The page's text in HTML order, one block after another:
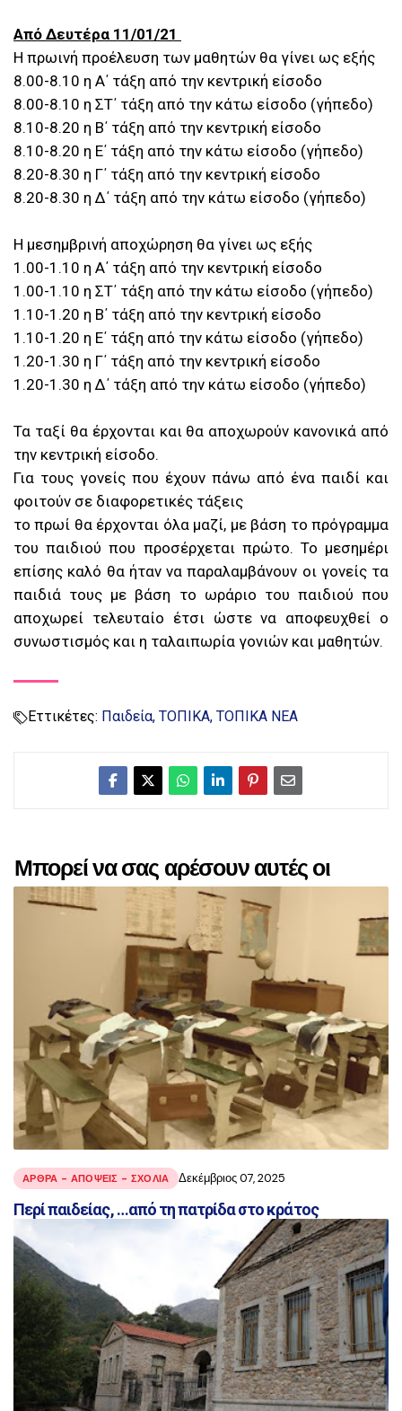
Από Δευτέρα 11/01/21
Η πρωινή προέλευση των μαθητών θα γίνει ως εξής
8.00-8.10 η Α΄ τάξη από την κεντρική είσοδο
8.00-8.10 η ΣΤ΄ τάξη από την κάτω είσοδο (γήπεδο)
8.10-8.20 η Β΄ τάξη από την κεντρική είσοδο
8.10-8.20 η Ε΄ τάξη από την κάτω είσοδο (γήπεδο)
8.20-8.30 η Γ΄ τάξη από την κεντρική είσοδο
8.20-8.30 η Δ΄ τάξη από την κάτω είσοδο (γήπεδο)
Η μεσημβρινή αποχώρηση θα γίνει ως εξής
1.00-1.10 η Α΄ τάξη από την κεντρική είσοδο
1.00-1.10 η ΣΤ΄ τάξη από την κάτω είσοδο (γήπεδο)
1.10-1.20 η Β΄ τάξη από την κεντρική είσοδο
1.10-1.20 η Ε΄ τάξη από την κάτω είσοδο (γήπεδο)
1.20-1.30 η Γ΄ τάξη από την κεντρική είσοδο
1.20-1.30 η Δ΄ τάξη από την κάτω είσοδο (γήπεδο)
Τα ταξί θα έρχονται και θα αποχωρούν κανονικά από
την κεντρική είσοδο.
Για τους γονείς που έχουν πάνω από ένα παιδί και
φοιτούν σε διαφορετικές τάξεις
το πρωί θα έρχονται όλα μαζί, με βάση το πρόγραμμα
του παιδιού που προσέρχεται πρώτο. Το μεσημέρι
επίσης καλό θα ήταν να παραλαμβάνουν οι γονείς τα
παιδιά τους με βάση το ωράριο του παιδιού που
αποχωρεί τελευταίο έτσι ώστε να αποφευχθεί ο
συνωστισμός και η ταλαιπωρία γονιών και μαθητών.
Εττικέτες: Παιδεία ΤΟΠΙΚΑ ΤΟΠΙΚΑ ΝΕΑ
Μπορεί να σας αρέσουν αυτές οι
αναρτήσεις
ΑΡΘΡΑ - ΑΠΟΨΕΙΣ - ΣΧΟΛΙΑ Δεκέμβριος 07, 2025
Περί παιδείας, …από τη πατρίδα στο κράτος